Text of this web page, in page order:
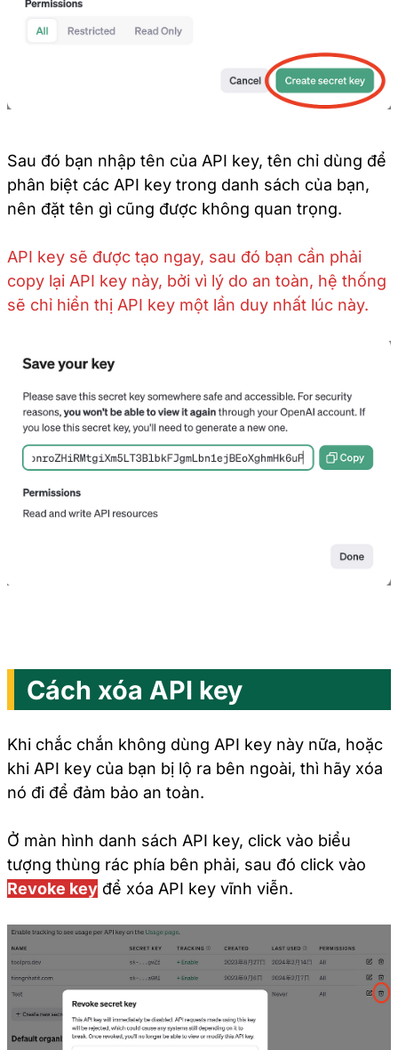
Sau đó bạn nhập tên của API key, tên chỉ dùng để
phân biệt các API key trong danh sách của bạn,
nên đặt tên gì cũng được không quan trọng.
API key sẽ được tạo ngay, sau đó bạn cần phải
copy lại API key này, bởi vì lý do an toàn, hệ thống
sẽ chỉ hiển thị API key một lần duy nhất lúc này.
Cách xóa API key
Khi chắc chắn không dùng API key này nữa, hoặc
khi API key của bạn bị lộ ra bên ngoài, thì hãy xóa
nó đi để đảm bảo an toàn.
Ở màn hình danh sách API key, click vào biểu
tượng thùng rác phía bên phải, sau đó click vào
Revoke key để xóa API key vĩnh viễn.